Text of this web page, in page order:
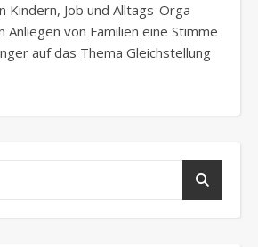
Kindern, Job und Alltags-Orga
von Familien eine Stimme
auf das Thema Gleichstellung